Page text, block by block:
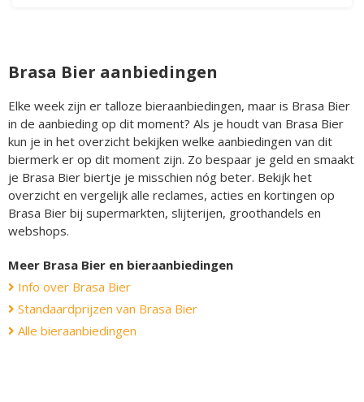
Brasa Bier aanbiedingen
Elke week zijn er talloze bieraanbiedingen, maar is Brasa Bier
in de aanbieding op dit moment? Als je houdt van Brasa Bier
kun je in het overzicht bekijken welke aanbiedingen van dit
biermerk er op dit moment zijn. Zo bespaar je geld en smaakt
je Brasa Bier biertje je misschien nóg beter. Bekijk het
overzicht en vergelijk alle reclames, acties en kortingen op
Brasa Bier bij supermarkten, slijterijen, groothandels en
webshops.
Meer Brasa Bier en bieraanbiedingen
Info over Brasa Bier
Standaardprijzen van Brasa Bier
Alle bieraanbiedingen